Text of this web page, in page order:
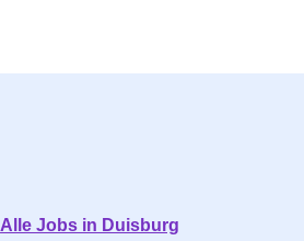
Alle Jobs in Duisburg